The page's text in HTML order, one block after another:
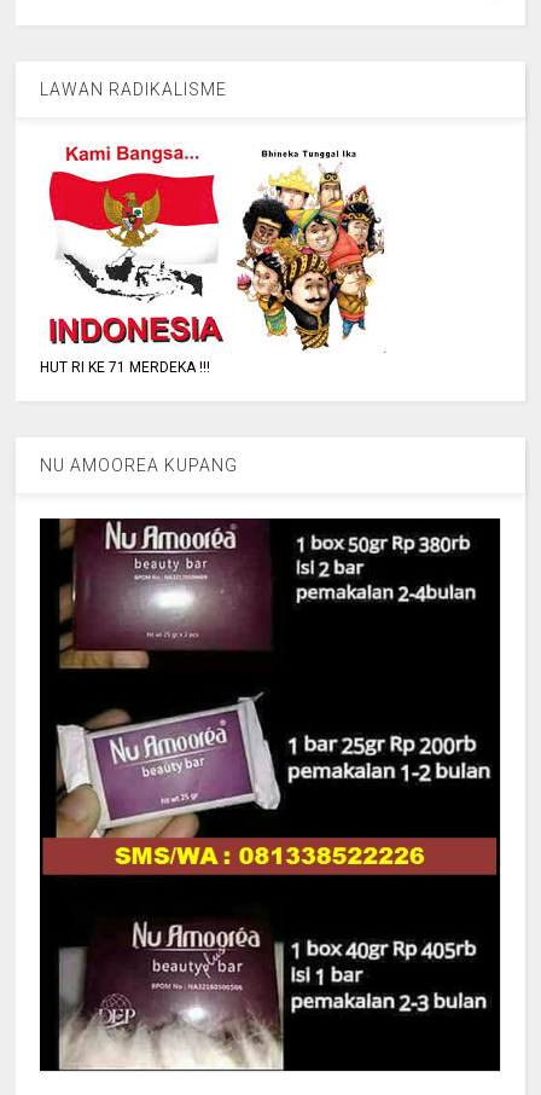
LAWAN RADIKALISME
HUT RI KE 71 MERDEKA !!!
NU AMOOREA KUPANG